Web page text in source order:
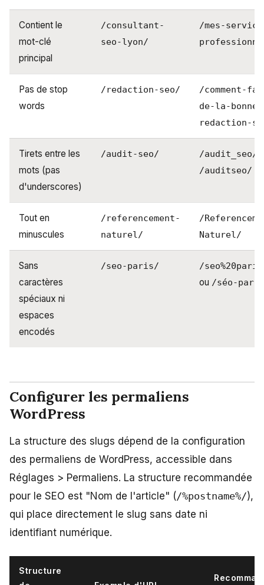
Contient le
mot-clé
principal
/consultant-
seo-lyon/
/mes-
Pas de stop
words
/redaction-seo/
/comment-
de-la-bonne-
redaction-
Tirets entre les
mots (pas
d'underscores)
/audit-seo/ /audit_seo/
/auditseo/
Tout en
minuscules
/referencement-
naturel/
/
Naturel/
Sans
caractères
spéciaux ni
espaces
encodés
/seo-paris/ /
ou /séo-
Configurer les permaliens
WordPress
La structure des slugs dépend de la configuration
des permaliens de WordPress, accessible dans
Réglages > Permaliens. La structure recommandée
pour le SEO est "Nom de l'article" (/%postname%/),
qui place directement le slug sans date ni
identifiant numérique.
Structure